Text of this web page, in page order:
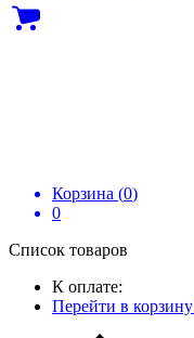
Корзина (0)
0
Список товаров
К оплате:
Перейти в корзину